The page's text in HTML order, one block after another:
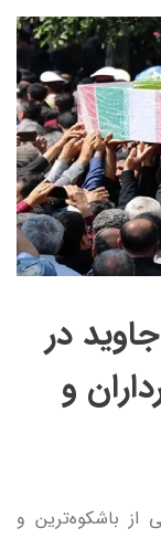
در
و
از باشکوه‌ترین و